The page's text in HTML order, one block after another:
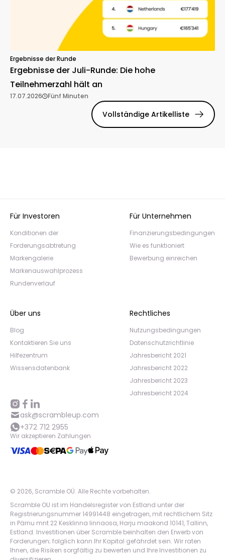
Ergebnisse der Runde
Ergebnisse der Juli-Runde: Die hohe
Teilnehmerzahl hält an
17.07.2026 Fünf Minuten
Vollständige Artikelliste
Für Investoren
Konditionen der
Forderungsabtretung
Markengalerie
Markenauswahlprozess
Rundenverlauf
Für Unternehmen
Finanzierungsbedingungen
Wie es funktioniert
Bewerbung einreichen
Über uns
Blog
Kontaktieren Sie uns
Hilfezentrum
Wissensdatenbank
Rechtliches
Nutzungsbedingungen
Datenschutzrichtlinie
Jahresbericht 2021
Jahresbericht 2022
Jahresbericht 2023
Jahresbericht 2024
ask@scrambleup.com
+372 712 2955
Wir akzeptieren Zahlungen
© 2026, Scramble OÜ. Alle Rechte vorbehalten.
Scramble OU ist im Handelsregister von Estland unter der
Registrierungsnummer 14991448 eingetragen, mit rechtlichem Sitz
in Pärnu mnt 22 Kesklinna linnaosa, Harju maakond 10141, Tallinn,
Estland. Investitionen über Scramble beinhalten den Erwerb von
Forderungen; folglich kann Ihr Kapital gefährdet sein. Wir raten
Ihnen, die Risiken sorgfältig zu bewerten und Ihre Investitionen zu